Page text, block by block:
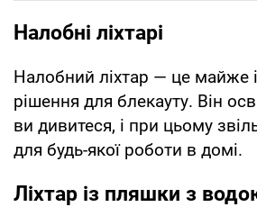
Налобні ліхтарі
Налобний ліхтар — це майже
рішення для блекауту. Він
ви дивитеся, і при цьому
для будь-якої роботи в домі.
Ліхтар із пляшки з